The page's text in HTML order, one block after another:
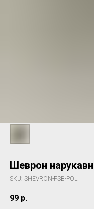
Шеврон
SKU: SHEVRON-FSB-POL
99 р.